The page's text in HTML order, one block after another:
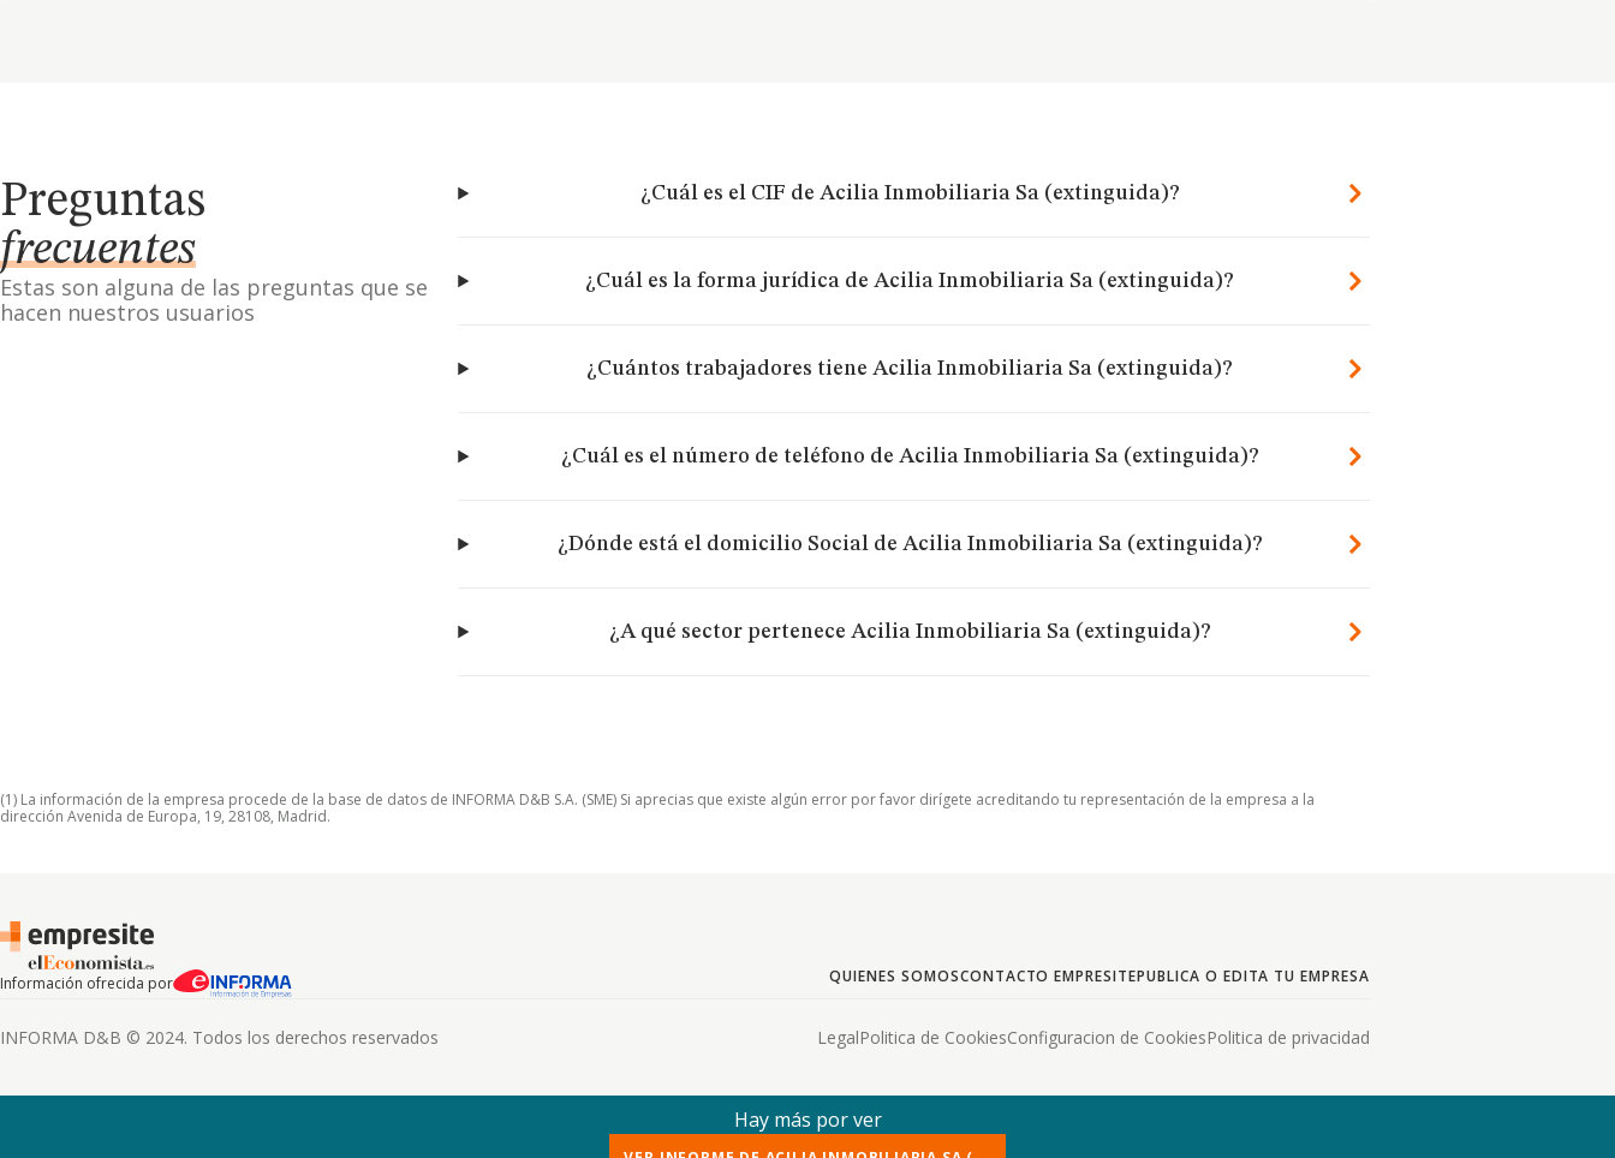
Preguntas
frecuentes
Estas son alguna de las preguntas que se
hacen nuestros usuarios
¿Cuál es el CIF de Acilia Inmobiliaria Sa (extinguida)?
¿Cuál es la forma jurídica de Acilia Inmobiliaria Sa (extinguida)?
¿Cuántos trabajadores tiene Acilia Inmobiliaria Sa (extinguida)?
¿Cuál es el número de teléfono de Acilia Inmobiliaria Sa (extinguida)?
¿Dónde está el domicilio Social de Acilia Inmobiliaria Sa (extinguida)?
¿A qué sector pertenece Acilia Inmobiliaria Sa (extinguida)?
(1) La información de la empresa procede de la base de datos de INFORMA D&B S.A. (SME) Si aprecias que existe algún error por favor dirígete acreditando tu representación de la empresa a la
dirección Avenida de Europa, 19, 28108, Madrid.
Información ofrecida por QUIENES SOMOSCONTACTO EMPRESITEPUBLICA O EDITA TU EMPRESA
INFORMA D&B © 2024. Todos los derechos reservados LegalPolitica de CookiesConfiguracion de CookiesPolitica de privacidad
Hay más por ver